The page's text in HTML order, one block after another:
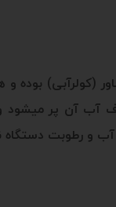
(کولرآبی) بوده و
آب آن پر میشود و
و رطوبت دستگاه